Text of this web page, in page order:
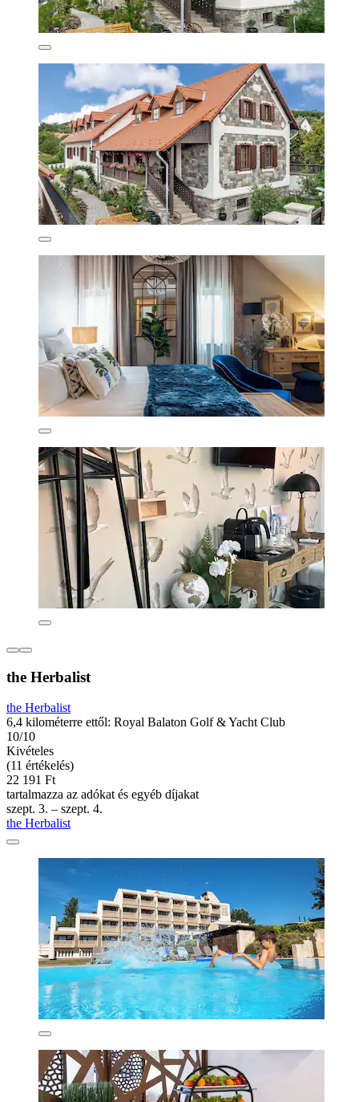
the Herbalist
the Herbalist
6,4 kilométerre ettől: Royal Balaton Golf & Yacht Club
10/10
Kivételes
(11 értékelés)
22 191 Ft
tartalmazza az adókat és egyéb díjakat
szept. 3. – szept. 4.
the Herbalist